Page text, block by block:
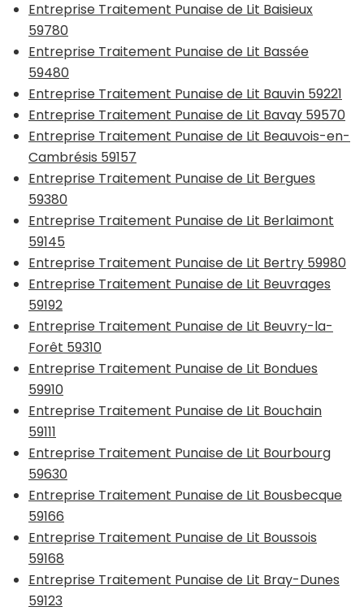
Entreprise Traitement Punaise de Lit Baisieux
59780
Entreprise Traitement Punaise de Lit Bassée
59480
Entreprise Traitement Punaise de Lit Bauvin 59221
Entreprise Traitement Punaise de Lit Bavay 59570
Entreprise Traitement Punaise de Lit Beauvois-en-
Cambrésis 59157
Entreprise Traitement Punaise de Lit Bergues
59380
Entreprise Traitement Punaise de Lit Berlaimont
59145
Entreprise Traitement Punaise de Lit Bertry 59980
Entreprise Traitement Punaise de Lit Beuvrages
59192
Entreprise Traitement Punaise de Lit Beuvry-la-
Forêt 59310
Entreprise Traitement Punaise de Lit Bondues
59910
Entreprise Traitement Punaise de Lit Bouchain
59111
Entreprise Traitement Punaise de Lit Bourbourg
59630
Entreprise Traitement Punaise de Lit Bousbecque
59166
Entreprise Traitement Punaise de Lit Boussois
59168
Entreprise Traitement Punaise de Lit Bray-Dunes
59123